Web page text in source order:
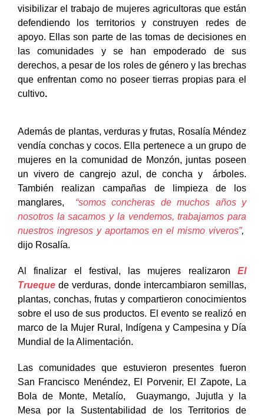
visibilizar el trabajo de mujeres agricultoras que están
defendiendo los territorios y construyen redes de
apoyo. Ellas son parte de las tomas de decisiones en
las comunidades y se han empoderado de sus
derechos, a pesar de los roles de género y las brechas
que enfrentan como no poseer tierras propias para el
cultivo.
Además de plantas, verduras y frutas, Rosalía Méndez
vendía conchas y cocos. Ella pertenece a un grupo de
mujeres en la comunidad de Monzón, juntas poseen
un vivero de cangrejo azul, de concha y árboles.
También realizan campañas de limpieza de los
manglares, “somos concheras de muchos años y
nosotros la sacamos y la vendemos, trabajamos para
nuestros ingresos y aportamos en el mismo viveros”,
dijo Rosalía.
Al finalizar el festival, las mujeres realizaron El
Trueque de verduras, donde intercambiaron semillas,
plantas, conchas, frutas y compartieron conocimientos
sobre el uso de sus productos. El evento se realizó en
marco de la Mujer Rural, Indígena y Campesina y Día
Mundial de la Alimentación.
Las comunidades que estuvieron presentes fueron
San Francisco Menéndez, El Porvenir, El Zapote, La
Bola de Monte, Metalío, Guaymango, Jujutla y la
Mesa por la Sustentabilidad de los Territorios de